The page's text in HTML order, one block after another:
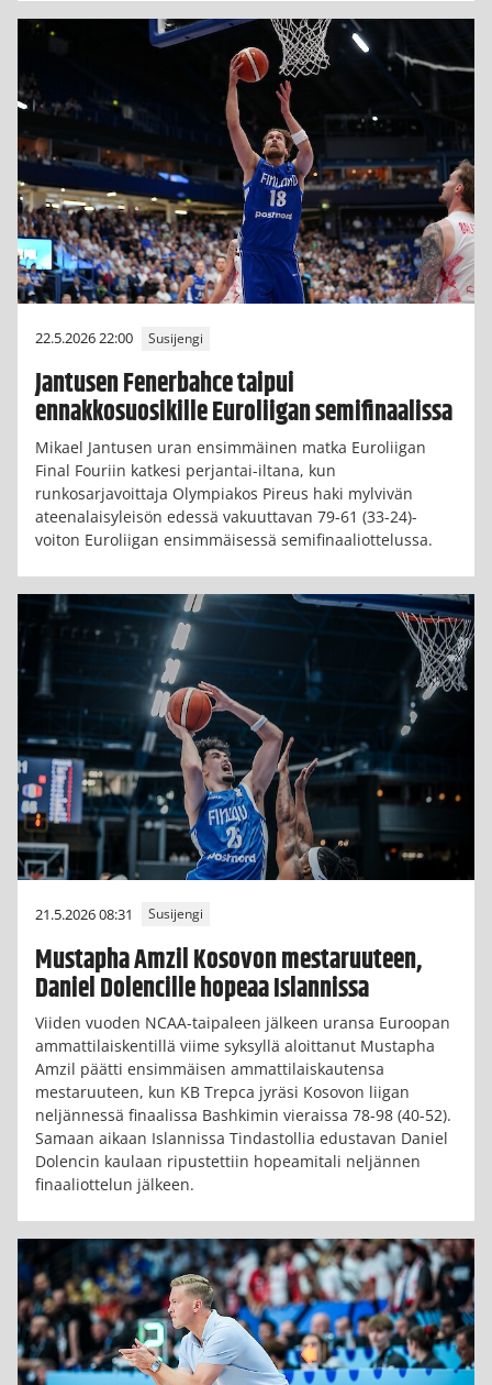
22.5.2026 22:00 Susijengi
Jantusen Fenerbahce taipui
ennakkosuosikille Euroliigan semifinaalissa
Mikael Jantusen uran ensimmäinen matka Euroliigan
Final Fouriin katkesi perjantai-iltana, kun
runkosarjavoittaja Olympiakos Pireus haki mylvivän
ateenalaisyleisön edessä vakuuttavan 79-61 (33-24)-
voiton Euroliigan ensimmäisessä semifinaaliottelussa.
21.5.2026 08:31 Susijengi
Mustapha Amzil Kosovon mestaruuteen,
Daniel Dolencille hopeaa Islannissa
Viiden vuoden NCAA-taipaleen jälkeen uransa Euroopan
ammattilaiskentillä viime syksyllä aloittanut Mustapha
Amzil päätti ensimmäisen ammattilaiskautensa
mestaruuteen, kun KB Trepca jyräsi Kosovon liigan
neljännessä finaalissa Bashkimin vieraissa 78-98 (40-52).
Samaan aikaan Islannissa Tindastollia edustavan Daniel
Dolencin kaulaan ripustettiin hopeamitali neljännen
finaaliottelun jälkeen.